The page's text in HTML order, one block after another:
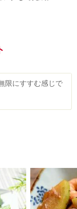
限にすすむ感じで